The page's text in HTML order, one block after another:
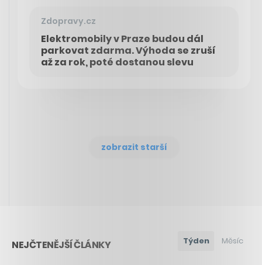
Zdopravy.cz
Elektromobily v Praze budou dál
parkovat zdarma. Výhoda se zruší
až za rok, poté dostanou slevu
zobrazit starší
NEJČTENĚJŠÍ ČLÁNKY Týden Měsíc